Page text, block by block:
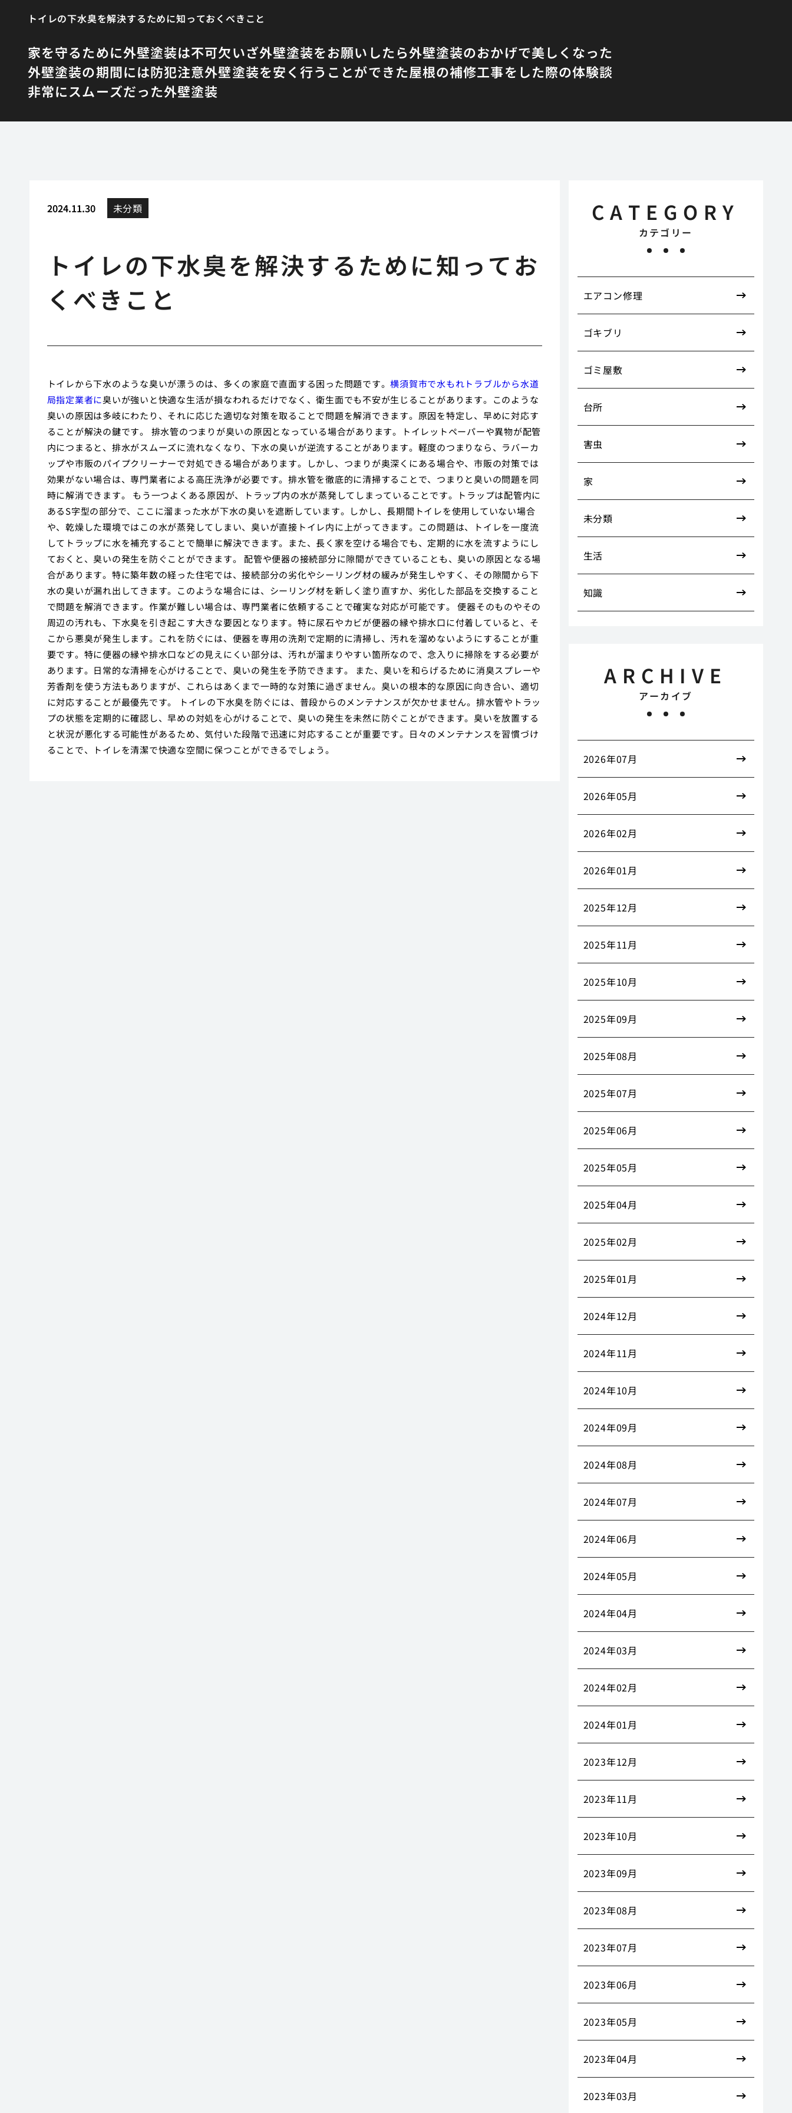
トイレの下水臭を解決するために知っておくべきこと
家を守るために外壁塗装は不可欠いざ外壁塗装をお願いしたら外壁塗装のおかげで美しくなった
外壁塗装の期間には防犯注意外壁塗装を安く行うことができた屋根の補修工事をした際の体験談
非常にスムーズだった外壁塗装
2024.11.30 未分類
トイレの下水臭を解決するために知ってお
くべきこと
トイレから下水のような臭いが漂うのは、多くの家庭で直面する困った問題です。横須賀市で水もれトラブルから水道
局指定業者に臭いが強いと快適な生活が損なわれるだけでなく、衛生面でも不安が生じることがあります。このような
臭いの原因は多岐にわたり、それに応じた適切な対策を取ることで問題を解消できます。原因を特定し、早めに対応す
ることが解決の鍵です。 排水管のつまりが臭いの原因となっている場合があります。トイレットペーパーや異物が配管
内につまると、排水がスムーズに流れなくなり、下水の臭いが逆流することがあります。軽度のつまりなら、ラバーカ
ップや市販のパイプクリーナーで対処できる場合があります。しかし、つまりが奥深くにある場合や、市販の対策では
効果がない場合は、専門業者による高圧洗浄が必要です。排水管を徹底的に清掃することで、つまりと臭いの問題を同
時に解消できます。 もう一つよくある原因が、トラップ内の水が蒸発してしまっていることです。トラップは配管内に
あるS字型の部分で、ここに溜まった水が下水の臭いを遮断しています。しかし、長期間トイレを使用していない場合
や、乾燥した環境ではこの水が蒸発してしまい、臭いが直接トイレ内に上がってきます。この問題は、トイレを一度流
してトラップに水を補充することで簡単に解決できます。また、長く家を空ける場合でも、定期的に水を流すようにし
ておくと、臭いの発生を防ぐことができます。 配管や便器の接続部分に隙間ができていることも、臭いの原因となる場
合があります。特に築年数の経った住宅では、接続部分の劣化やシーリング材の緩みが発生しやすく、その隙間から下
水の臭いが漏れ出してきます。このような場合には、シーリング材を新しく塗り直すか、劣化した部品を交換すること
で問題を解消できます。作業が難しい場合は、専門業者に依頼することで確実な対応が可能です。 便器そのものやその
周辺の汚れも、下水臭を引き起こす大きな要因となります。特に尿石やカビが便器の縁や排水口に付着していると、そ
こから悪臭が発生します。これを防ぐには、便器を専用の洗剤で定期的に清掃し、汚れを溜めないようにすることが重
要です。特に便器の縁や排水口などの見えにくい部分は、汚れが溜まりやすい箇所なので、念入りに掃除をする必要が
あります。日常的な清掃を心がけることで、臭いの発生を予防できます。 また、臭いを和らげるために消臭スプレーや
芳香剤を使う方法もありますが、これらはあくまで一時的な対策に過ぎません。臭いの根本的な原因に向き合い、適切
に対応することが最優先です。 トイレの下水臭を防ぐには、普段からのメンテナンスが欠かせません。排水管やトラッ
プの状態を定期的に確認し、早めの対処を心がけることで、臭いの発生を未然に防ぐことができます。臭いを放置する
と状況が悪化する可能性があるため、気付いた段階で迅速に対応することが重要です。日々のメンテナンスを習慣づけ
ることで、トイレを清潔で快適な空間に保つことができるでしょう。
CATEGORY
カテゴリー
エアコン修理
ゴキブリ
ゴミ屋敷
台所
害虫
家
未分類
生活
知識
ARCHIVE
アーカイブ
2026年07月
2026年05月
2026年02月
2026年01月
2025年12月
2025年11月
2025年10月
2025年09月
2025年08月
2025年07月
2025年06月
2025年05月
2025年04月
2025年02月
2025年01月
2024年12月
2024年11月
2024年10月
2024年09月
2024年08月
2024年07月
2024年06月
2024年05月
2024年04月
2024年03月
2024年02月
2024年01月
2023年12月
2023年11月
2023年10月
2023年09月
2023年08月
2023年07月
2023年06月
2023年05月
2023年04月
2023年03月